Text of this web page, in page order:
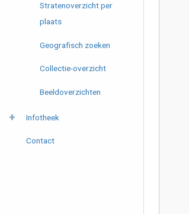
Stratenoverzicht per
plaats
Geografisch zoeken
Collectie-overzicht
Beeldoverzichten
Infotheek
Contact